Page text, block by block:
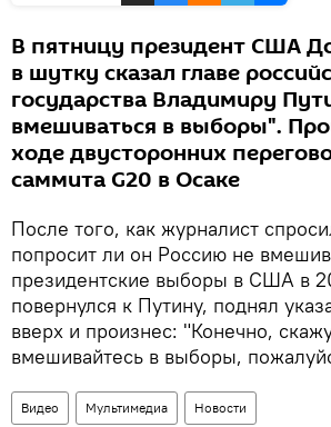
В пятницу президент США
в шутку сказал главе
государства Владимиру
вмешиваться в выборы".
ходе двусторонних
саммита G20 в Осаке
После того, как журналист
попросит ли он Россию не
президентские выборы в США в
повернулся к Путину, поднял
вверх и произнес: "Конечно,
вмешивайтесь в выборы,
Видео Мультимедиа Новости